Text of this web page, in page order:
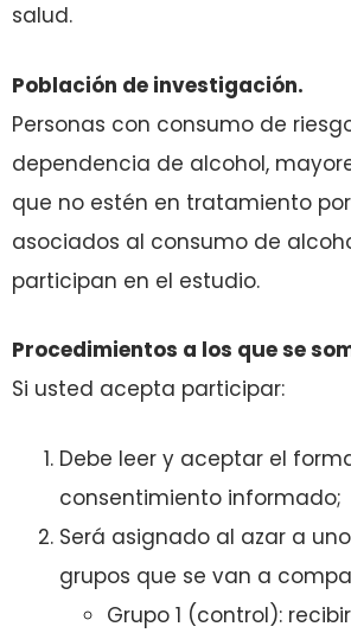
salud.
Población de investigación.
Personas con consumo de
dependencia de alcohol,
que no estén en tratamiento
asociados al consumo de
participan en el estudio.
Procedimientos a los que se
Si usted acepta participar:
Debe leer y aceptar el
consentimiento informado;
Será asignado al azar a
grupos que se van a
Grupo 1 (control):